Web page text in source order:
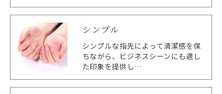
シンプル
シンプルな指先によって清潔感を保
ちながら、ビジネスシーンにも適し
た印象を提供し…